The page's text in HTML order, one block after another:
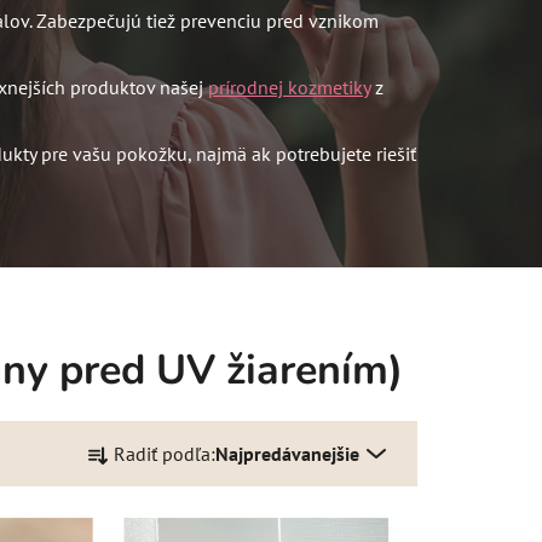
Zabezpečujú tiež prevenciu pred vznikom
produktov našejprírodnej kozmetikyz
pre vašu pokožku, najmä ak potrebujete riešiť
pred UV žiarením)
a
d
e
Radiť podľa:Najpredávanejšie